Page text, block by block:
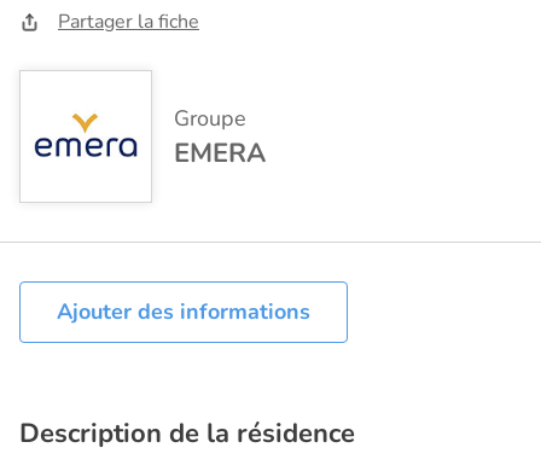
Partager la fiche
Groupe
EMERA
Ajouter des informations
Description de la résidence